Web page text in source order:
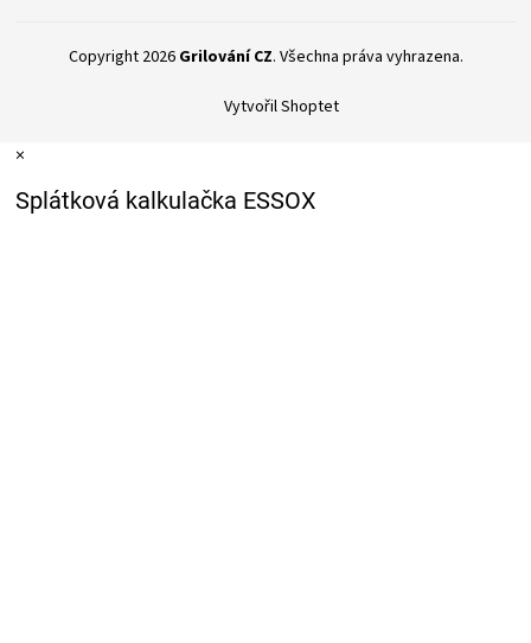
Vytvořil Shoptet
Copyright 2026 Grilování CZ. Všechna práva vyhrazena.
×
Splátková kalkulačka ESSOX